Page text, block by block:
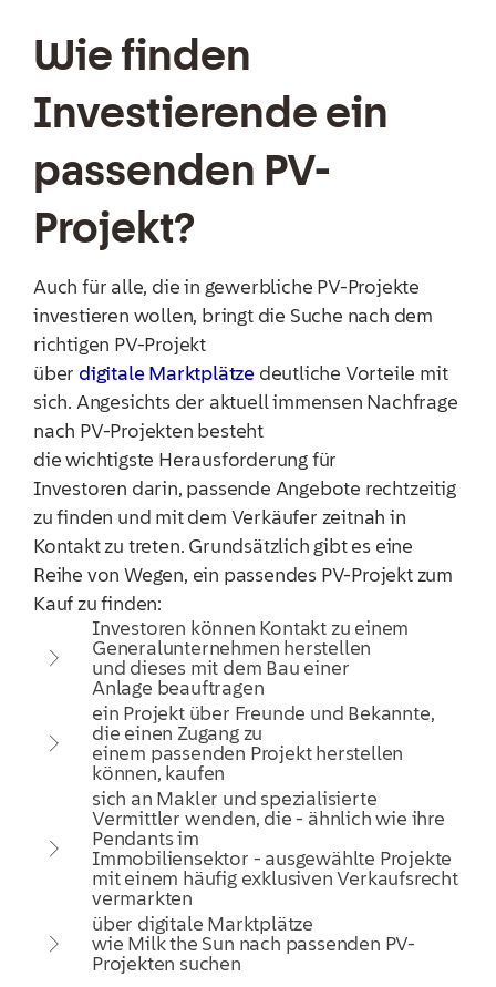
Wie finden
Investierende ein
passenden PV-
Projekt?
Auch für alle, die in gewerbliche PV-Projekte
investieren wollen, bringt die Suche nach dem
richtigen PV-Projekt
über digitale Marktplätze deutliche Vorteile mit
sich. Angesichts der aktuell immensen Nachfrage
nach PV-Projekten besteht
die wichtigste Herausforderung für
Investoren darin, passende Angebote rechtzeitig
zu finden und mit dem Verkäufer zeitnah in
Kontakt zu treten. Grundsätzlich gibt es eine
Reihe von Wegen, ein passendes PV-Projekt zum
Kauf zu finden:
Investoren können Kontakt zu einem
Generalunternehmen herstellen
und dieses mit dem Bau einer
Anlage beauftragen
ein Projekt über Freunde und Bekannte,
die einen Zugang zu
einem passenden Projekt herstellen
können, kaufen
sich an Makler und spezialisierte
Vermittler wenden, die - ähnlich wie ihre
Pendants im
Immobiliensektor - ausgewählte Projekte
mit einem häufig exklusiven Verkaufsrecht
vermarkten
über digitale Marktplätze
wie Milk the Sun nach passenden PV-
Projekten suchen